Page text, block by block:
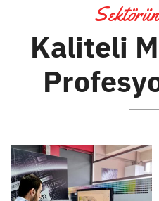
Kaliteli